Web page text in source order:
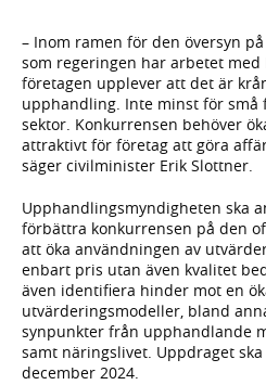
– Inom ramen för den översyn
som regeringen har arbetet
företagen upplever att det är
upphandling. Inte minst för små
sektor. Konkurrensen behöver
attraktivt för företag att göra
säger civilminister Erik Slottner.
Upphandlingsmyndigheten ska
förbättra konkurrensen på den
att öka användningen av
enbart pris utan även kvalitet
även identifiera hinder mot en
utvärderingsmodeller, bland
synpunkter från upphandlande
samt näringslivet. Uppdraget
december 2024.